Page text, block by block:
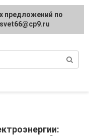
и
предложений по